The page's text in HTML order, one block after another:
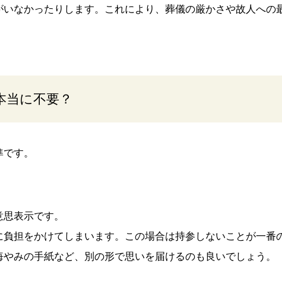
なかったりします。これにより、葬儀の厳かさや故人への
当に不要？
す。
表示です。
担をかけてしまいます。この場合は持参しないことが一番
みの手紙など、別の形で思いを届けるのも良いでしょう。